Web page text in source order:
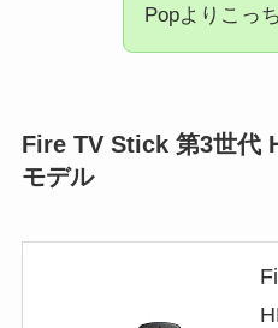
Popよりこっ
Fire TV Stick 第3世代
モデル